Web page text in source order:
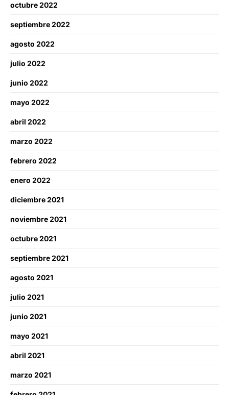
octubre 2022
septiembre 2022
agosto 2022
julio 2022
junio 2022
mayo 2022
abril 2022
marzo 2022
febrero 2022
enero 2022
diciembre 2021
noviembre 2021
octubre 2021
septiembre 2021
agosto 2021
julio 2021
junio 2021
mayo 2021
abril 2021
marzo 2021